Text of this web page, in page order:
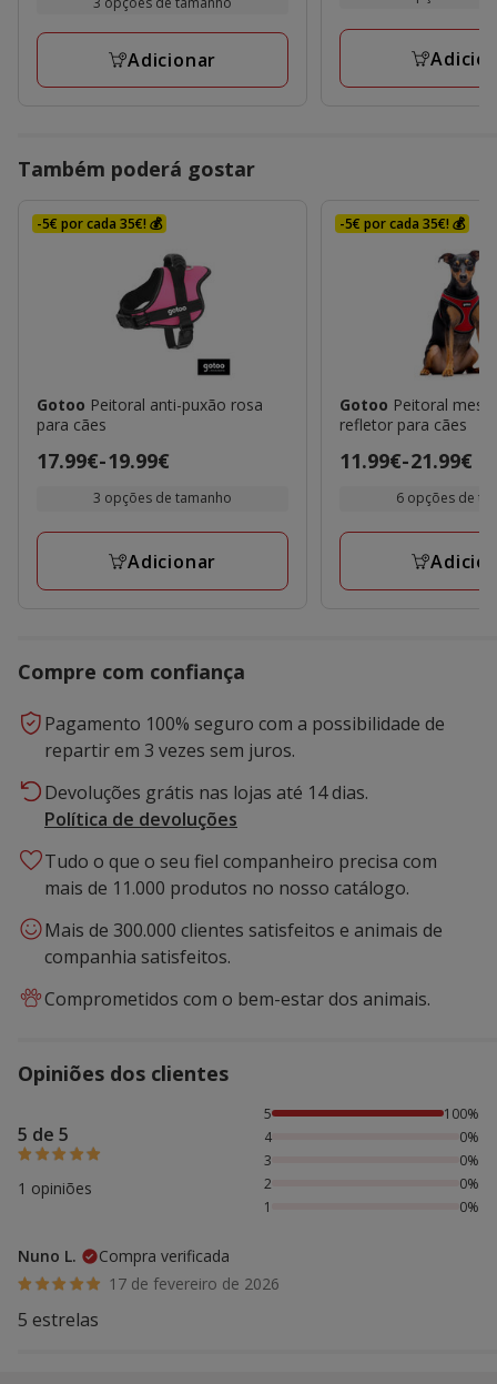
2
avaliações
19.99€
Adicionar
a
Também poderá gostar
-5€ por cada 35€! 💰
Gotoo Peitoral anti-puxão rosa
para cães
Preço
a
17.99€-19.99€
3 opções de tamanho
Adicionar
-5€ por cada 35€! 💰
Gotoo Peitoral
refletor para cães
Preço
a
11.99€-21.99€
6 opções de
Compre com confiança
Pagamento 100% seguro com a possibilidade de
repartir em 3 vezes sem juros.
Devoluções grátis nas lojas até 14 dias.
Política de devoluções
Tudo o que o seu fiel companheiro precisa com
mais de 11.000 produtos no nosso catálogo.
Mais de 300.000 clientes satisfeitos e animais de
companhia satisfeitos.
Comprometidos com o bem-estar dos animais.
Opiniões dos clientes
5 de 5
1 opiniões
100% das pessoas avaliaram com 5 estrelas,
5
100%
4
0%
3
0%
2
0%
1
0%
Nuno L.
Compra verificada
17 de fevereiro de 2026
5 estrelas